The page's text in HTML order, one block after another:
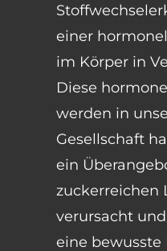
einer
im Körper in
Diese
werden in
Gesellschaft
ein
zuckerreichen
verursacht
eine